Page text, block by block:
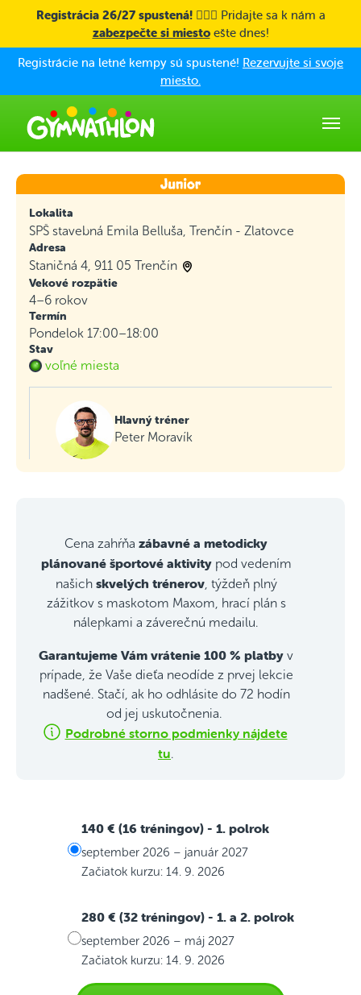
Skip to main content
Registrácia 26/27 spustená! 🤸🏼‍♀️ Pridajte sa k nám a
zabezpečte si miestoešte dnes!
Registrácie na letné kempy sú spustené! Rezervujte si svoje
miesto.
Lokalita
SPŠ stavebná Emila Belluša, Trenčín - Zlatovce
Adresa
Staničná 4, 911 05 Trenčín
Vekové rozpätie
4–6 rokov
Termín
Pondelok 17:00–18:00
Stav
voľné miesta
Hlavný tréner
Peter Moravík
Cena zahŕňa zábavné a metodicky
plánované športové aktivitypod vedením
našich skvelých trénerov, týždeň plný
zážitkov s maskotom Maxom, hrací plán s
nálepkami a záverečnú medailu.
Garantujeme Vám vrátenie 100 % platby v
prípade, že Vaše dieťa neodíde z prvej lekcie
nadšené. Stačí, ak ho odhlásite do 72 hodín
od jej uskutočnenia.
Podrobné storno podmienky nájdete
tu.
140 € (16 tréningov) - 1. polrok
september 2026 – január 2027
Začiatok kurzu: 14. 9. 2026
280 € (32 tréningov) - 1. a 2. polrok
september 2026 – máj 2027
Začiatok kurzu: 14. 9. 2026